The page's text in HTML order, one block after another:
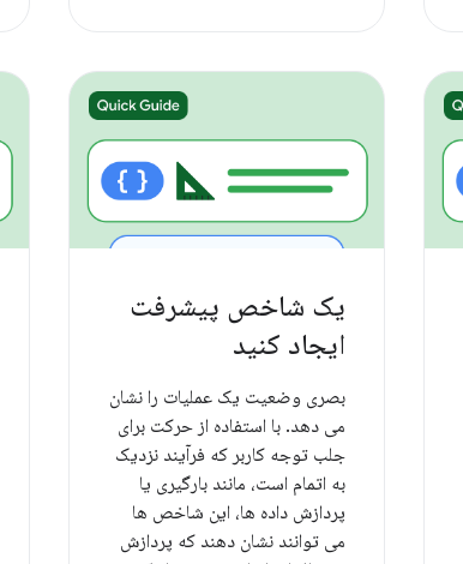
یک شاخص پیشرفت
ایجاد کنید
بصری وضعیت یک عملیات را نشان
می دهد. با استفاده از حرکت برای
جلب توجه کاربر که فرآیند نزدیک
به اتمام است، مانند بارگیری یا
پردازش داده ها، این شاخص ها
می توانند نشان دهند که پردازش